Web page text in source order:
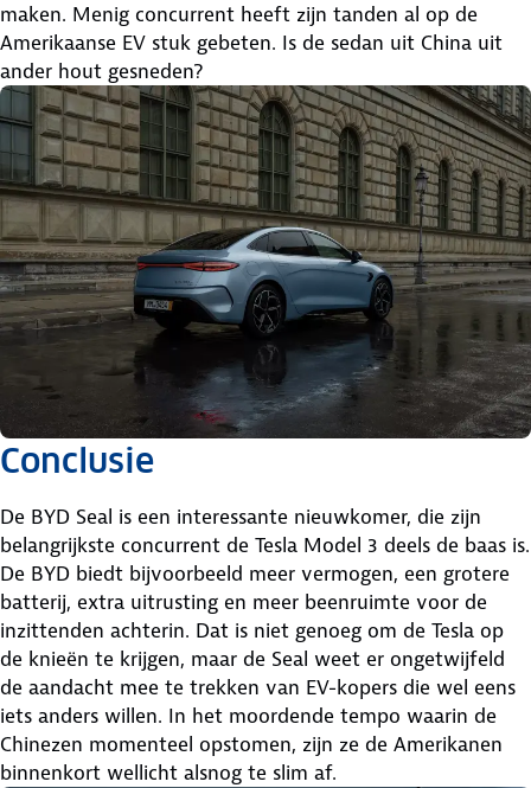
maken. Menig concurrent heeft zijn tanden al op de
Amerikaanse EV stuk gebeten. Is de sedan uit China uit
ander hout gesneden?
Conclusie
De BYD Seal is een interessante nieuwkomer, die zijn
belangrijkste concurrent de Tesla Model 3 deels de baas is.
De BYD biedt bijvoorbeeld meer vermogen, een grotere
batterij, extra uitrusting en meer beenruimte voor de
inzittenden achterin. Dat is niet genoeg om de Tesla op
de knieën te krijgen, maar de Seal weet er ongetwijfeld
de aandacht mee te trekken van EV-kopers die wel eens
iets anders willen. In het moordende tempo waarin de
Chinezen momenteel opstomen, zijn ze de Amerikanen
binnenkort wellicht alsnog te slim af.